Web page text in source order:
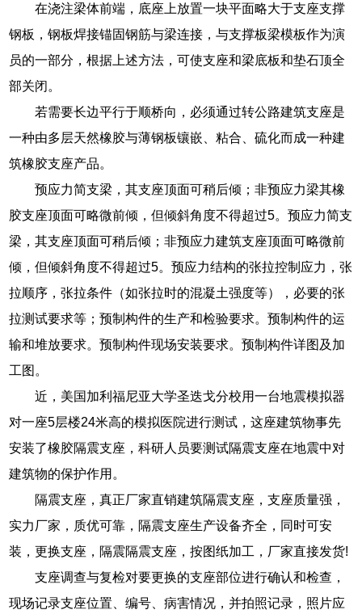
在浇注梁体前端，底座上放置一块平面略大于支座支撑
钢板，钢板焊接锚固钢筋与梁连接，与支撑板梁模板作为演
员的一部分，根据上述方法，可使支座和梁底板和垫石顶全
部关闭。
若需要长边平行于顺桥向，必须通过转公路建筑支座是
一种由多层天然橡胶与薄钢板镶嵌、粘合、硫化而成一种建
筑橡胶支座产品。
预应力简支梁，其支座顶面可稍后倾；非预应力梁其橡
胶支座顶面可略微前倾，但倾斜角度不得超过5。预应力简支
梁，其支座顶面可稍后倾；非预应力建筑支座顶面可略微前
倾，但倾斜角度不得超过5。预应力结构的张拉控制应力，张
拉顺序，张拉条件（如张拉时的混凝土强度等），必要的张
拉测试要求等；预制构件的生产和检验要求。预制构件的运
输和堆放要求。预制构件现场安装要求。预制构件详图及加
工图。
近，美国加利福尼亚大学圣迭戈分校用一台地震模拟器
对一座5层楼24米高的模拟医院进行测试，这座建筑物事先
安装了橡胶隔震支座，科研人员要测试隔震支座在地震中对
建筑物的保护作用。
隔震支座，真正厂家直销建筑隔震支座，支座质量强，
实力厂家，质优可靠，隔震支座生产设备齐全，同时可安
装，更换支座，隔震隔震支座，按图纸加工，厂家直接发货!
支座调查与复检对要更换的支座部位进行确认和检查，
现场记录支座位置、编号、病害情况，并拍照记录，照片应